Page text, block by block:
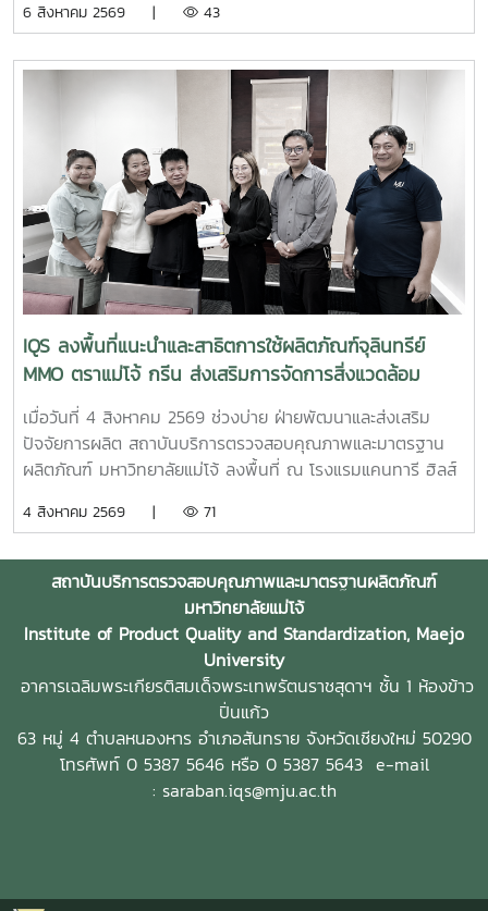
บริการแก่ภาคธุรกิจและสังคมอย่างต่อเนื่อง
ข่ายผู้ให้บริการโครงการส่งเสริมผู้ประกอบการผ่านระบบ BDS
จังหวัดเชียงใหม่ เพื่อประชาสัมพันธ์บริการของหน่วยงาน และให้
คำปรึกษาแก่ผู้ประกอบการ SME ในพื้นที่จังหวัดเชียงใหม่และ
จังหวัดใกล้เคียง ฝ่ายบริหารและห้องปฏิบัติการ นำโดย รองผู้
อำนวยการฝ่ายบริหารและห้องปฏิบัติการ นางริมฤทัย พุทธวงค์
พร้อมด้วยบุคลากร ได้แก่ นางสาวสุปราณี แก้วเทียน นัก
วิทยาศาสตร์ นางสาวธนพร ดวงเดช นักวิทยาศาสตร์ นางสาว
ธนาพร สอนหล้าวงศ์ เจ้าหน้าที่บริการลูกค้า ภายในงาน IQS ได้
ร่วมออกบูธแนะนำบริการด้านการตรวจสอบคุณภาพและ
มาตรฐานผลิตภัณฑ์ พร้อมให้คำปรึกษาแก่ผู้ประกอบการเกี่ยวกับ
การพัฒนาผลิตภัณฑ์ การยกระดับมาตรฐานสินค้า และการใช้
บริการผ่านระบบ BDS เพื่อสนับสนุนการเพิ่มขีดความสามารถใน
การแข่งขันของผู้ประกอบการไทย รวมถึงสร้างเครือข่ายความ
ร่วมมือระหว่างหน่วยงานภาครัฐ สถาบันการศึกษา และภาคธุรกิจ
6 สิงหาคม 2569 | 43
IQS ลงพื้นที่แนะนำและสาธิตการใช้ผลิตภัณฑ์จุลินทรีย์
MMO ตราแม่โจ้ กรีน ส่งเสริมการจัดการสิ่งแวดล้อม
สำหรับธุรกิจโรงแรม
เมื่อวันที่ 4 สิงหาคม 2569 ช่วงบ่าย ฝ่ายพัฒนาและส่งเสริม
ปัจจัยการผลิต สถาบันบริการตรวจสอบคุณภาพและมาตรฐาน
ผลิตภัณฑ์ มหาวิทยาลัยแม่โจ้ ลงพื้นที่ ณ โรงแรมแคนทารี ฮิลส์
และสาธิตแนวทางการใช้งานผลิตภัณฑ์จุลินทรีย์ MMO ตราแม่โจ้
พื้นที่ต่าง ๆ ภายในสถานประกอบการ โดยชื่อสถานที่ดังกล่าว
ตรงกับชื่อภาษาไทยที่โรงแรมใช้อย่างเป็นทางการ การลงพื้นที่
ครั้งนี้นำโดย ผู้ช่วยศาสตราจารย์ ดร.ฉันทนา ซูแสวงทรัพย์ รอง
ผู้อำนวยการฝ่ายวิจัยและนวัตกรรม และ นายพัฒน์ โกจินอก
หัวหน้าฝ่ายพัฒนาและส่งเสริมปัจจัยการผลิต พร้อมด้วยบุคลากร
ในฝ่าย ได้แก่ นางสาววาสนา กาฬภักดี นักวิทยาศาสตร์ นาย
สหรัฐ ตั๋นก้อน เจ้าหน้าที่ขายจุลินทรีย์ และ นายนิวัช ออนศรี ผู้
ปฏิบัติงานเกษตรสถาบันบริการตรวจสอบคุณภาพและมาตรฐาน
ผลิตภัณฑ์ มหาวิทยาลัยแม่โจ้ เป็นหน่วยงานที่มุ่งเน้นการวิจัย
พัฒนา และถ่ายทอดองค์ความรู้ด้านปัจจัยการผลิตและการ
4 สิงหาคม 2569 | 71
สถาบันบริการตรวจสอบคุณภาพและมาตรฐานผลิตภัณฑ์
มหาวิทยาลัยแม่โจ้
Institute of Product Quality and Standardization, Maejo
University
อาคารเฉลิมพระเกียรติสมเด็จพระเทพรัตนราชสุดาฯ ชั้น 1 ห้องข้าว
ปิ่นแก้ว
63 หมู่ 4 ตำบลหนองหาร อำเภอสันทราย จังหวัดเชียงใหม่ 50290
โทรศัพท์ 0 5387 5646 หรือ 0 5387 5643 e-mail
: saraban.iqs@mju.ac.th